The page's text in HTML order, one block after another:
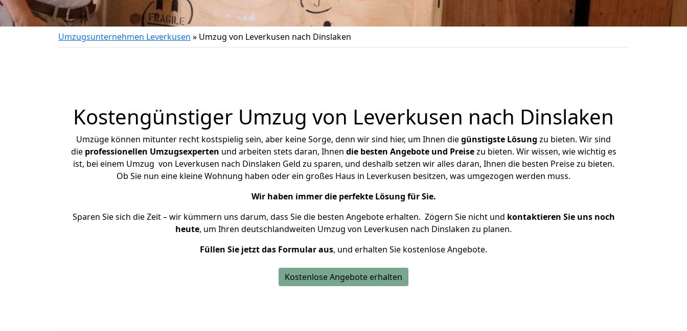
Umzugsunternehmen Leverkusen » Umzug von Leverkusen nach Dinslaken
Kostengünstiger Umzug von Leverkusen nach Dinslaken
Umzüge können mitunter recht kostspielig sein, aber keine Sorge, denn wir sind hier, um Ihnen diegünstigste Lösung zu bieten. Wir sind
die professionellen Umzugsexperten und arbeiten stets daran, Ihnen die besten Angebote und Preisezu bieten. Wir wissen, wie wichtig es
ist, bei einem Umzug von Leverkusen nach Dinslaken Geld zu sparen, und deshalb setzen wir alles daran, Ihnen die besten Preise zu bieten.
Ob Sie nun eine kleine Wohnung haben oder ein großes Haus in Leverkusen besitzen, was umgezogen werden muss.
Wir haben immer die perfekte Lösung für Sie.
Sparen Sie sich die Zeit – wir kümmern uns darum, dass Sie die besten Angebote erhalten. Zögern Sie nicht und kontaktieren Sie uns noch
heute, um Ihren deutschlandweiten Umzug von Leverkusen nach Dinslaken zu planen.
Füllen Sie jetzt das Formular aus, und erhalten Sie kostenlose Angebote.
Kostenlose Angebote erhalten